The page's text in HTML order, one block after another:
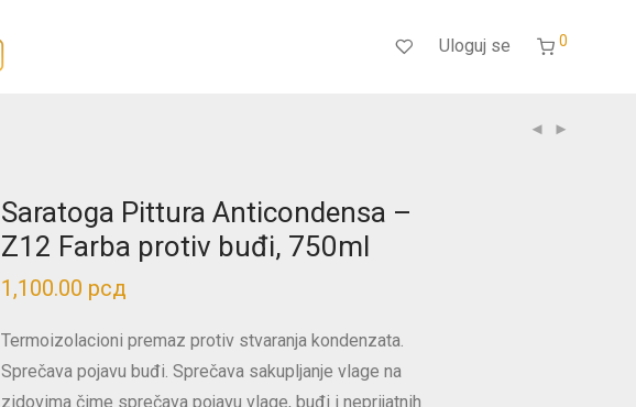
Uloguj se 0
Saratoga Pittura Anticondensa –
Z12 Farba protiv buđi, 750ml
1,100.00 рсд
Termoizolacioni premaz protiv stvaranja kondenzata.
Sprečava pojavu buđi. Sprečava sakupljanje vlage na
zidovima čime sprečava pojavu vlage, buđi i neprijatnih